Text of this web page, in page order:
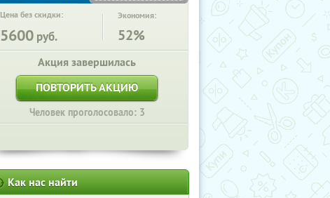
Цена без скидки:
5600 руб.
Экономия:
52%
Акция завершилась
ПОВТОРИТЬ АКЦИЮ
Человек проголосовало: 3
Как нас найти